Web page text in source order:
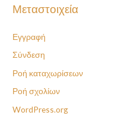
Μεταστοιχεία
Εγγραφή
Σύνδεση
Ροή καταχωρίσεων
Ροή σχολίων
WordPress.org